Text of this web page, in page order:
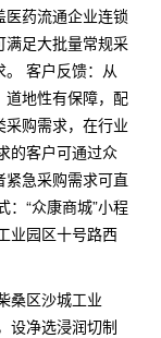
药流通企业连锁
满足大批量常规采
。 客户反馈：从
道地性有保障，配
购需求，在行业
的客户可通过众
急采购需求可直
：“众康商城”小程
业园区十号路西
桑区沙城工业
设净选浸润切制